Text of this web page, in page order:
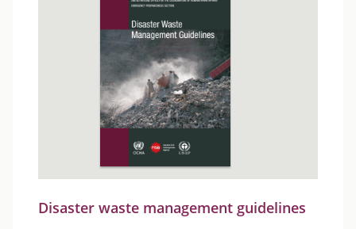
Disaster waste management guidelines